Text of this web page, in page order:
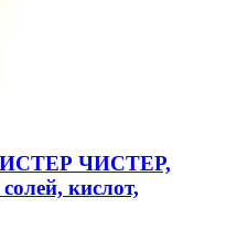
ЧИСТЕР,
кислот,